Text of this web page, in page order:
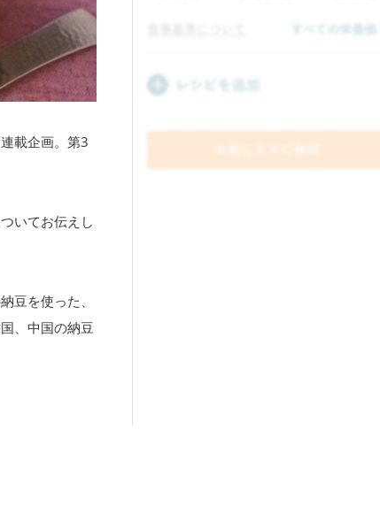
載企画。第3
いてお伝えし
豆を使った、
、中国の納豆